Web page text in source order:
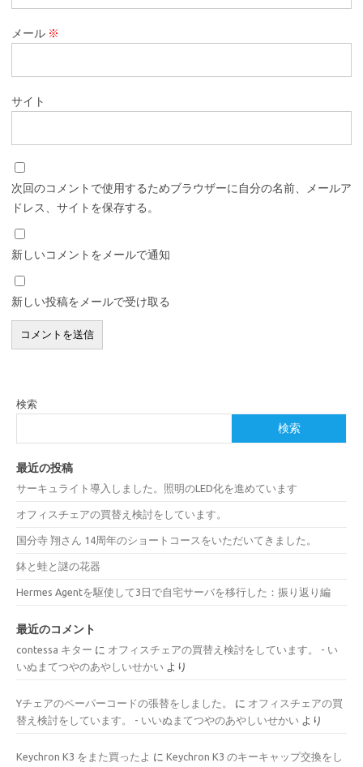
メール ※
サイト
次回のコメントで使用するためブラウザーに自分の名前、メールア
ドレス、サイトを保存する。
新しいコメントをメールで通知
新しい投稿をメールで受け取る
検索
検索
最近の投稿
サーキュライト導入しました。照明のLED化を進めています
オフィスチェアの買替え検討をしています。
国分寺 翔さん 14周年のショートコースをいただいてきました。
鉢と蛙と謎の花器
Hermes Agentを駆使して3日で自宅サーバを移行した：振り返り編
最近のコメント
contessa キター に オフィスチェアの買替え検討をしています。 - い
いぬまてつやのあやしいせかい より
Yチェアのペーパーコードの張替をしました。 に オフィスチェアの買
替え検討をしています。 - いいぬまてつやのあやしいせかい より
Keychron K3 をまた買ったよ に Keychron K3 のキーキャップ交換をし